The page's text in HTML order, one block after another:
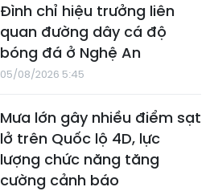
Đình chỉ hiệu trưởng liên
quan đường dây cá độ
bóng đá ở Nghệ An
05/08/2026 5:45
Mưa lớn gây nhiều điểm sạt
lở trên Quốc lộ 4D, lực
lượng chức năng tăng
cường cảnh báo